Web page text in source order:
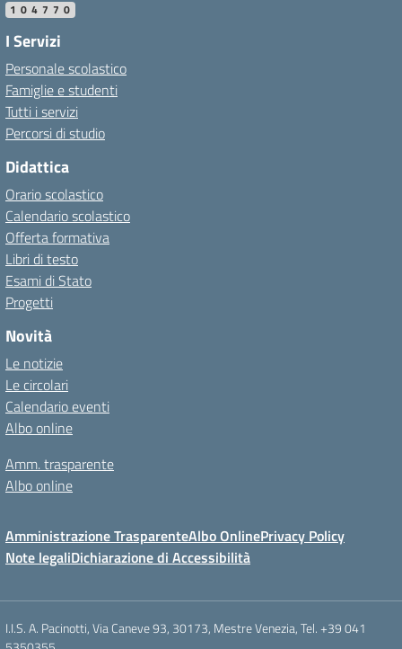
104770
I Servizi
Personale scolastico
Famiglie e studenti
Tutti i servizi
Percorsi di studio
Didattica
Orario scolastico
Calendario scolastico
Offerta formativa
Libri di testo
Esami di Stato
Progetti
Novità
Le notizie
Le circolari
Calendario eventi
Albo online
Amm. trasparente
Albo online
Amministrazione TrasparenteAlbo OnlinePrivacy Policy
Note legaliDichiarazione di Accessibilità
I.I.S. A. Pacinotti, Via Caneve 93, 30173, Mestre Venezia, Tel. +39 041